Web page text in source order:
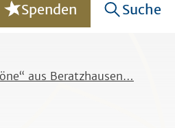
Spenden Suche
aus Beratzhausen…